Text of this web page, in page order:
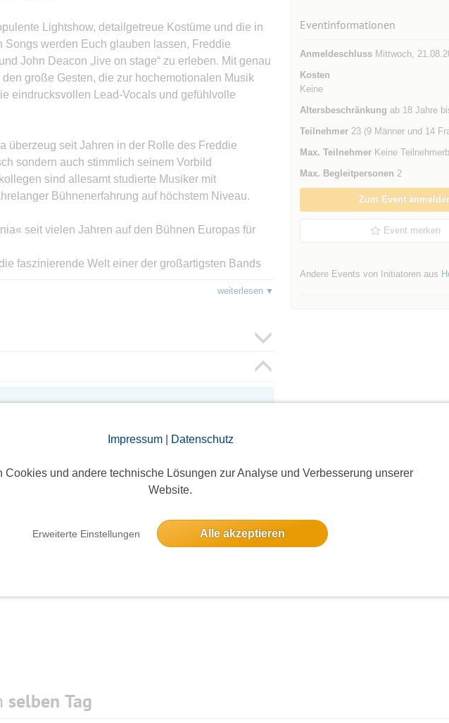
Impressum| Datenschutz
Cookies und andere technische Lösungen zur Analyse und Verbesserung unserer
Website.
Erweiterte Einstellungen Alle akzeptieren
Lightshow, detailgetreue Kostüme und die in
werden Euch glauben lassen, Freddie
John Deacon „live on stage“ zu erleben. Mit genau
große Gesten, die zur hochemotionalen Musik
eindrucksvollen Lead-Vocals und gefühlvolle
überzeug seit Jahren in der Rolle des Freddie
sondern auch stimmlich seinem Vorbild
sind allesamt studierte Musiker mit
Bühnenerfahrung auf höchstem Niveau.
seit vielen Jahren auf den Bühnen Europas für
faszinierende Welt einer der großartigsten Bands
sie!
weiterlesen
Mitglieder sichtbar. Log dich ein oder melde dich
Eventinformationen
AnmeldeschlussMittwoch,
Kosten
Keine
Altersbeschränkung ab 18 Jahre
Teilnehmer23 (9 Männer und 14
Max. TeilnehmerKeine
Max. Begleitpersonen 2
Zum Event
Event merken
Andere Events von Initiatoren aus
selben Tag